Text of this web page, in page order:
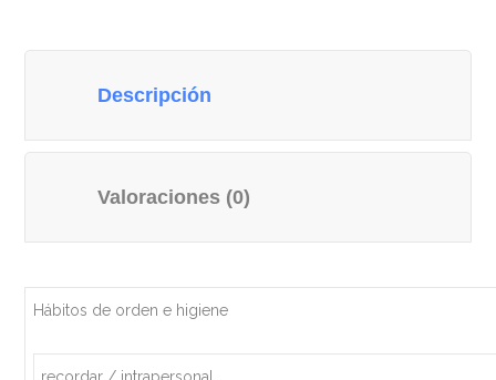
Descripción
Valoraciones (0)
Hábitos de orden e higiene
recordar / intrapersonal